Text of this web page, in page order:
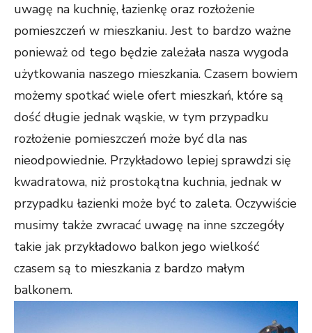
uwagę na kuchnię, łazienkę oraz rozłożenie
pomieszczeń w mieszkaniu. Jest to bardzo ważne
ponieważ od tego będzie zależała nasza wygoda
użytkowania naszego mieszkania. Czasem bowiem
możemy spotkać wiele ofert mieszkań, które są
dość długie jednak wąskie, w tym przypadku
rozłożenie pomieszczeń może być dla nas
nieodpowiednie. Przykładowo lepiej sprawdzi się
kwadratowa, niż prostokątna kuchnia, jednak w
przypadku łazienki może być to zaleta. Oczywiście
musimy także zwracać uwagę na inne szczegóły
takie jak przykładowo balkon jego wielkość
czasem są to mieszkania z bardzo małym
balkonem.